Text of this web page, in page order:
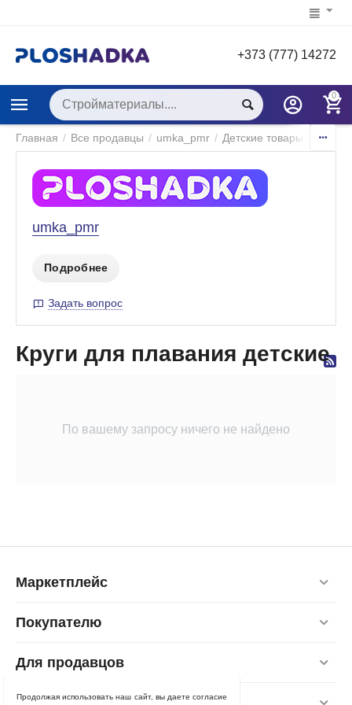
+373 (777) 14272
0
Главная / Все продавцы / umka_pmr / Детские товары
Круги для плавания детские
По вашему запросу ничего не найдено
umka_pmr
Подробнее
Задать вопрос
Маркетплейс
Покупателю
Для продавцов
Продолжая использовать наш сайт, вы даете согласие